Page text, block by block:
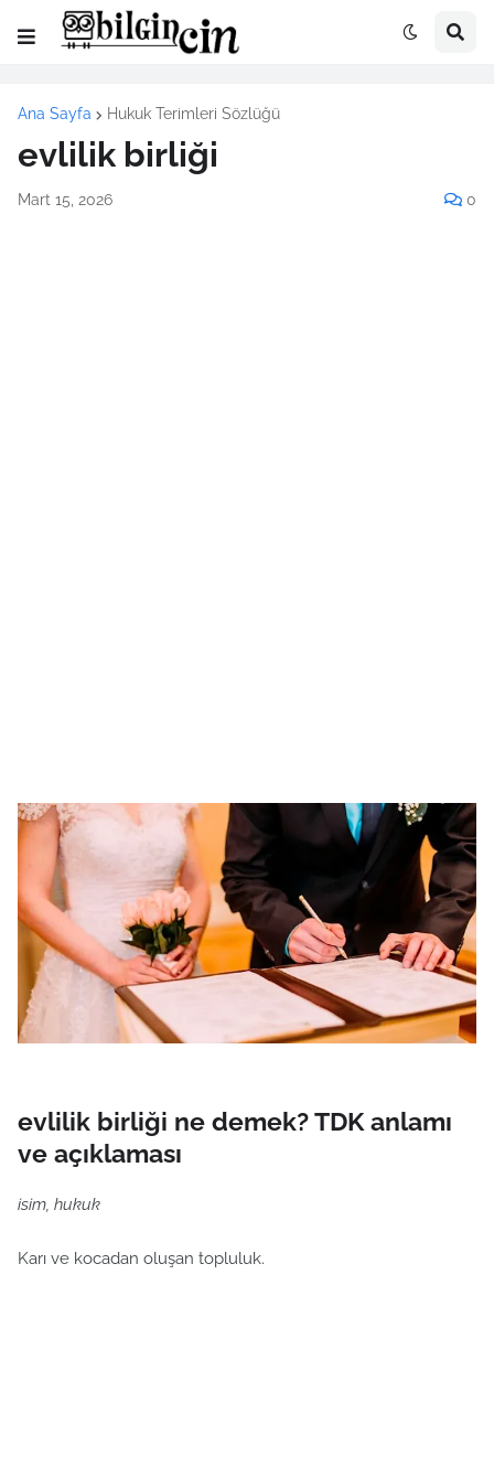
Ana Sayfa Hukuk Terimleri Sözlüğü
evlilik birliği
Mart 15, 2026 0
evlilik birliği ne demek? TDK anlamı
ve açıklaması
isim, hukuk
Karı ve kocadan oluşan topluluk.